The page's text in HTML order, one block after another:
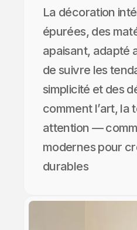
La décoration
épurées, des
apaisant, adapté
de suivre les
simplicité et des
comment l’art, la
attention —
modernes pour
durables